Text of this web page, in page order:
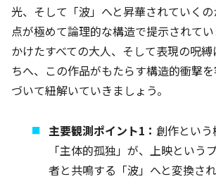
光、そして「波」へと昇華されていく
点が極めて論理的な構造で提示されて
かけたすべての大人、そして表現の呪
ちへ、この作品がもたらす構造的衝撃
づいて紐解いていきましょう。
主要観測ポイント1： 創作とい
「主体的孤独」が、上映という
者と共鳴する「波」へと変換さ